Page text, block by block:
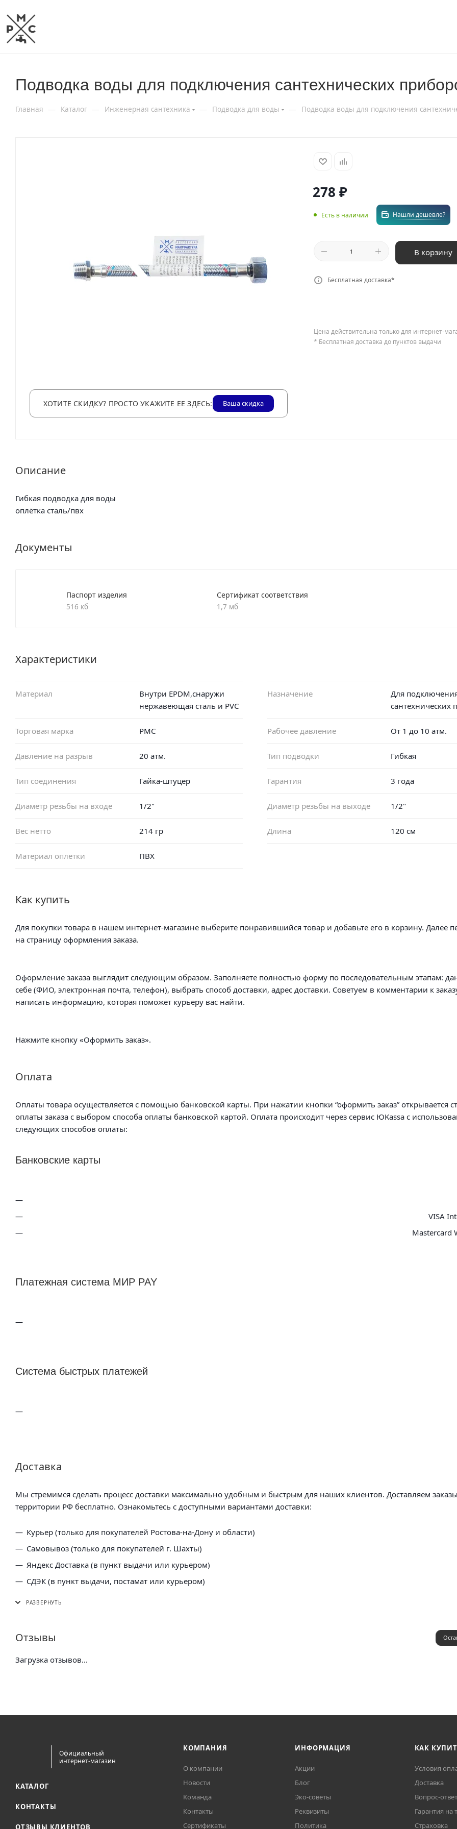
Подводка воды для подключения сантехнических
Главная — Каталог — Инженерная сантехника — Подводка для воды — Подводка воды для подключения
ХОТИТЕ СКИДКУ? ПРОСТО УКАЖИТЕ ЕЕ ЗДЕСЬ: Ваша скидка
278 ₽
Есть в наличии Нашли дешевле?
В корзину
Бесплатная доставка*
Цена действительна только для интернет-
* Бесплатная доставка до пунктов выдачи
Описание
Гибкая подводка для воды
оплётка сталь/пвх
Документы
Паспорт изделия
516 кб
Сертификат соответствия
1,7 мб
Характеристики
Материал
Внутри EPDM,снаружи
нержавеющая сталь и PVC
Назначение
Для
сантехнических
Торговая марка РМС Рабочее давление От 1 до 10 атм.
Давление на разрыв 20 атм. Тип подводки Гибкая
Тип соединения Гайка-штуцер Гарантия 3 года
Диаметр резьбы на входе 1/2" Диаметр резьбы на выходе 1/2"
Вес нетто 214 гр Длина 120 см
Материал оплетки ПВХ
Как купить
Для покупки товара в нашем интернет-магазине выберите понравившийся товар и добавьте его в корзину. Далее
на страницу оформления заказа.
Оформление заказа выглядит следующим образом. Заполняете полностью форму по последовательным этапам:
себе (ФИО, электронная почта, телефон), выбрать способ доставки, адрес доставки. Советуем в комментарии к
написать информацию, которая поможет курьеру вас найти.
Нажмите кнопку «Оформить заказ».
Оплата
Оплаты товара осуществляется с помощью банковской карты. При нажатии кнопки “оформить заказ” открывается
оплаты заказа с выбором способа оплаты банковской картой. Оплата происходит через сервис ЮKassa с
следующих способов оплаты:
Банковские карты
VISA
Mastercard
Платежная система МИР PAY
Система быстрых платежей
Доставка
Мы стремимся сделать процесс доставки максимально удобным и быстрым для наших клиентов. Доставляем
территории РФ бесплатно. Ознакомьтесь с доступными вариантами доставки:
Курьер (только для покупателей Ростова-на-Дону и области)
Самовывоз (только для покупателей г. Шахты)
Яндекс Доставка (в пункт выдачи или курьером)
СДЭК (в пункт выдачи, постамат или курьером)
Отзывы
Загрузка отзывов...
Официальный
интернет-магазин
КАТАЛОГ
КОНТАКТЫ
ОТЗЫВЫ КЛИЕНТОВ
КОМПАНИЯ
О компании
Новости
Команда
Контакты
Сертификаты
ИНФОРМАЦИЯ
Акции
Блог
Эко-советы
Реквизиты
Политика
КАК
Условия
Доставка
Вопрос-ответ
Гарантия на
Страховка